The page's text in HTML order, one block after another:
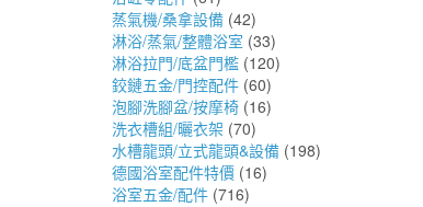
蒸氣機/桑拿設備 (42)
淋浴/蒸氣/整體浴室 (33)
淋浴拉門/底盆門檻 (120)
鉸鏈五金/門控配件 (60)
泡腳洗腳盆/按摩椅 (16)
洗衣槽組/曬衣架 (70)
水槽龍頭/立式龍頭&設備 (198)
德國浴室配件特價 (16)
浴室五金/配件 (716)